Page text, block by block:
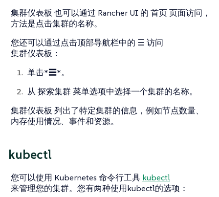
集群仪表板 也可以通过 Rancher UI 的 首页页面访问，
方法是点击集群的名称。
您还可以通过点击顶部导航栏中的 ☰ 访问
集群仪表板 ：
单击*☰*。
从探索集群菜单选项中选择一个集群的名称。
集群仪表板 列出了特定集群的信息，例如节点数量、
内存使用情况、事件和资源。
kubectl
您可以使用 Kubernetes 命令行工具 kubectl
来管理您的集群。您有两种使用kubectl的选项：